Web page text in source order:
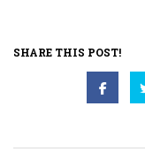
SHARE THIS POST!